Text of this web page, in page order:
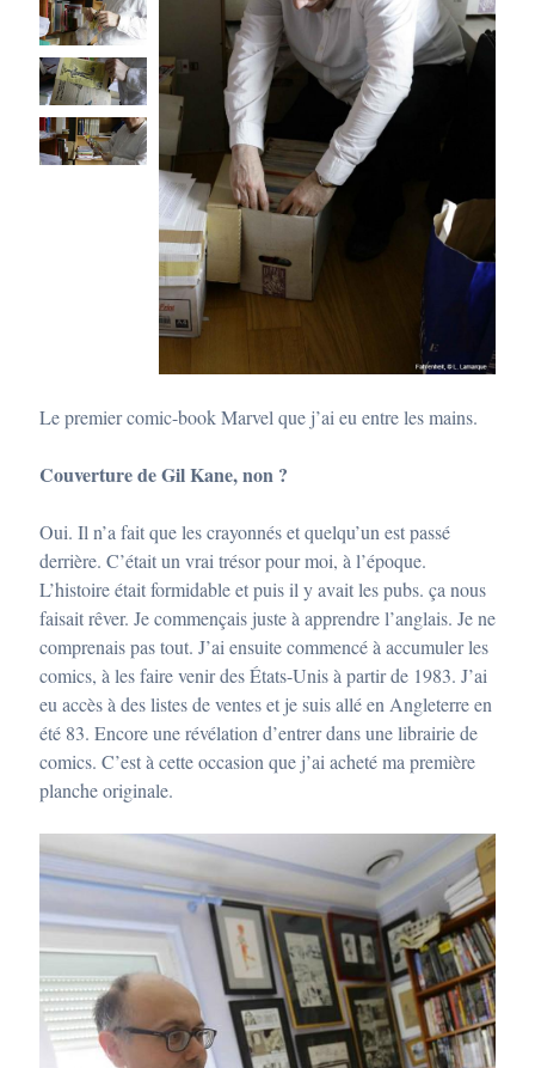
Le premier comic-book Marvel que j’ai eu entre les mains.
Couverture de Gil Kane, non ?
Oui. Il n’a fait que les crayonnés et quelqu’un est passé
derrière. C’était un vrai trésor pour moi, à l’époque.
L’histoire était formidable et puis il y avait les pubs. ça nous
faisait rêver. Je commençais juste à apprendre l’anglais. Je ne
comprenais pas tout. J’ai ensuite commencé à accumuler les
comics, à les faire venir des États-Unis à partir de 1983. J’ai
eu accès à des listes de ventes et je suis allé en Angleterre en
été 83. Encore une révélation d’entrer dans une librairie de
comics. C’est à cette occasion que j’ai acheté ma première
planche originale.